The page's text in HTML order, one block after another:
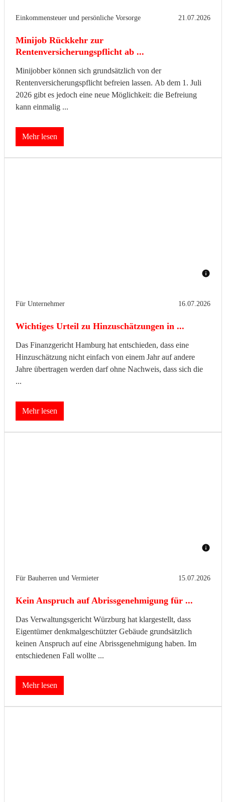
Einkommensteuer und persönliche Vorsorge 21.07.2026
Minijob Rückkehr zur
Rentenversicherungspflicht ab ...
Minijobber können sich grundsätzlich von der
Rentenversicherungspflicht befreien lassen. Ab dem 1. Juli
2026 gibt es jedoch eine neue Möglichkeit: die Befreiung
kann einmalig ...
Mehr lesen
Für Unternehmer 16.07.2026
Wichtiges Urteil zu Hinzuschätzungen in ...
Das Finanzgericht Hamburg hat entschieden, dass eine
Hinzuschätzung nicht einfach von einem Jahr auf andere
Jahre übertragen werden darf ohne Nachweis, dass sich die
...
Mehr lesen
Für Bauherren und Vermieter 15.07.2026
Kein Anspruch auf Abrissgenehmigung für ...
Das Verwaltungsgericht Würzburg hat klargestellt, dass
Eigentümer denkmalgeschützter Gebäude grundsätzlich
keinen Anspruch auf eine Abrissgenehmigung haben. Im
entschiedenen Fall wollte ...
Mehr lesen